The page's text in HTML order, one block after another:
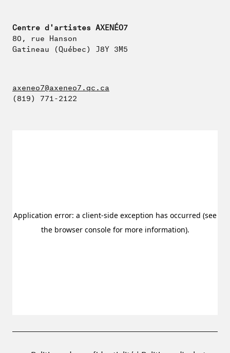
Centre d'artistes AXENÉO7
80, rue Hanson
Gatineau (Québec) J8Y 3M5
axeneo7@axeneo7.qc.ca
(819) 771-2122